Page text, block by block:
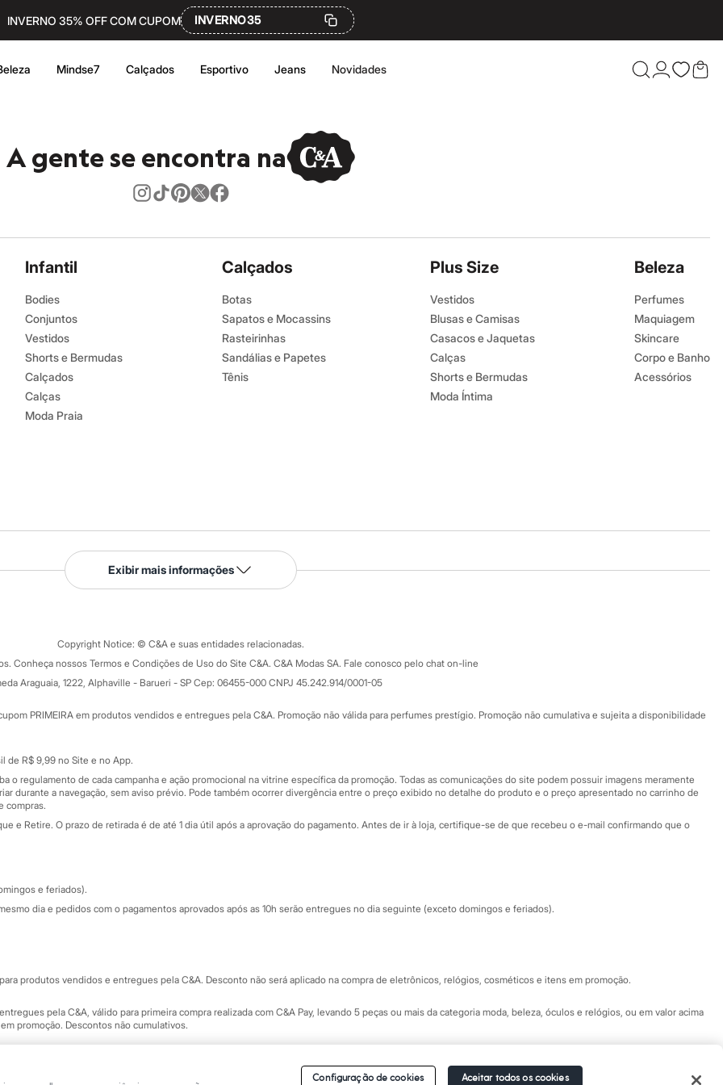
INVERNO 35% OFF COM CUPOM INVERNO35
Mindse7 Calçados Esportivo Jeans Novidades
Confira
A gente se encontra na
Infantil
Bodies
Conjuntos
Vestidos
Shorts e Bermudas
Calçados
Calças
Moda Praia
Calçados
Botas
Sapatos e Mocassins
Rasteirinhas
Sandálias e Papetes
Tênis
Plus Size
Vestidos
Blusas e Camisas
Casacos e Jaquetas
Calças
Shorts e Bermudas
Moda Íntima
Beleza
Perfumes
Maquiagem
Skincare
Corpo e Banho
Acessórios
Serviços
Tipos de serviços
Formas de pagamento
Todas as vantagens
Minha C&A
Cupons de desconto
Atendimento
Fale conosco
Central de ética
Eventos
Exibir mais informações
Copyright Notice: © C&A e suas entidades relacionadas.
Conheça nossos Termos e Condições de Uso do Site C&A. C&A Modas SA. Fale conosco pelo chat on-line
Araguaia, 1222, Alphaville - Barueri - SP Cep: 06455-000 CNPJ 45.242.914/0001-05
PRIMEIRA em produtos vendidos e entregues pela C&A. Promoção não válida para perfumes prestígio. Promoção não cumulativa e sujeita a disponibilidade
de R$ 9,99 no Site e no App.
o regulamento de cada campanha e ação promocional na vitrine específica da promoção. Todas as comunicações do site podem possuir imagens meramente
durante a navegação, sem aviso prévio. Pode também ocorrer divergência entre o preço exibido no detalhe do produto e o preço apresentado no carrinho de
compras.
e Retire. O prazo de retirada é de até 1 dia útil após a aprovação do pagamento. Antes de ir à loja, certifique-se de que recebeu o e-mail confirmando que o
e feriados).
dia e pedidos com o pagamentos aprovados após as 10h serão entregues no dia seguinte (exceto domingos e feriados).
produtos vendidos e entregues pela C&A. Desconto não será aplicado na compra de eletrônicos, relógios, cosméticos e itens em promoção.
pela C&A, válido para primeira compra realizada com C&A Pay, levando 5 peças ou mais da categoria moda, beleza, óculos e relógios, ou em valor acima
promoção. Descontos não cumulativos.
Configuração de cookies Aceitar todos os cookies